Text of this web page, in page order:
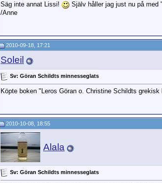
Säg inte annat Lissi!
Själv håller jag just nu på med
/Anne
2010-09-18, 17:21
Soleil
Sv: Göran Schildts minnesseglats
Köpte boken "Leros Göran o. Christine Schildts
2010-10-08, 18:55
Alala
Sv: Göran Schildts minnesseglats